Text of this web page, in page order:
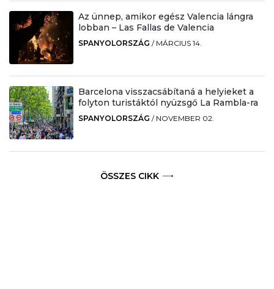
Az ünnep, amikor egész Valencia lángra
lobban – Las Fallas de Valencia
SPANYOLORSZÁG / MÁRCIUS 14.
Barcelona visszacsábítaná a helyieket a
folyton turistáktól nyüzsgő La Rambla-ra
SPANYOLORSZÁG / NOVEMBER 02.
ÖSSZES CIKK